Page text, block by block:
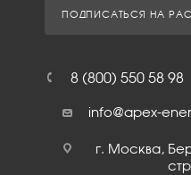
ПОДПИСАТЬСЯ НА
8 (800) 550 58 98
info@apex-
г. Москва,